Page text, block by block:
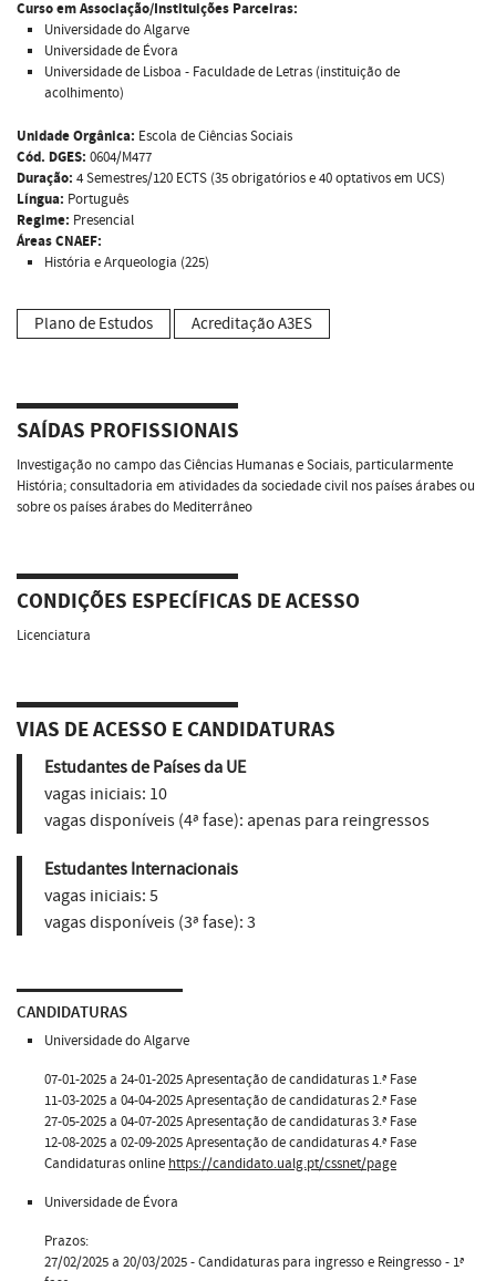
Curso em Associação/Instituições Parceiras:
Universidade do Algarve
Universidade de Évora
Universidade de Lisboa - Faculdade de Letras (instituição de
acolhimento)
Unidade Orgânica: Escola de Ciências Sociais
Cód. DGES: 0604/M477
Duração: 4 Semestres/120 ECTS (35 obrigatórios e 40 optativos em UCS)
Língua: Português
Regime: Presencial
Áreas CNAEF:
História e Arqueologia (225)
Plano de Estudos Acreditação A3ES
SAÍDAS PROFISSIONAIS
Investigação no campo das Ciências Humanas e Sociais, particularmente
História; consultadoria em atividades da sociedade civil nos países árabes ou
sobre os países árabes do Mediterrâneo
CONDIÇÕES ESPECÍFICAS DE ACESSO
Licenciatura
VIAS DE ACESSO E CANDIDATURAS
Estudantes de Países da UE
vagas iniciais: 10
vagas disponíveis (4ª fase): apenas para reingressos
Estudantes Internacionais
vagas iniciais: 5
vagas disponíveis (3ª fase): 3
CANDIDATURAS
Universidade do Algarve
07-01-2025 a 24-01-2025 Apresentação de candidaturas 1.ª Fase
11-03-2025 a 04-04-2025 Apresentação de candidaturas 2.ª Fase
27-05-2025 a 04-07-2025 Apresentação de candidaturas 3.ª Fase
12-08-2025 a 02-09-2025 Apresentação de candidaturas 4.ª Fase
Candidaturas online https://candidato.ualg.pt/cssnet/page
Universidade de Évora
Prazos:
27/02/2025 a 20/03/2025 - Candidaturas para ingresso e Reingresso - 1ª